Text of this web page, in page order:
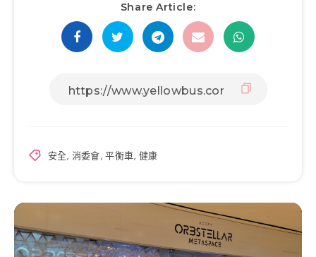
Share Article:
安全, 消委會,平衡車, 健康